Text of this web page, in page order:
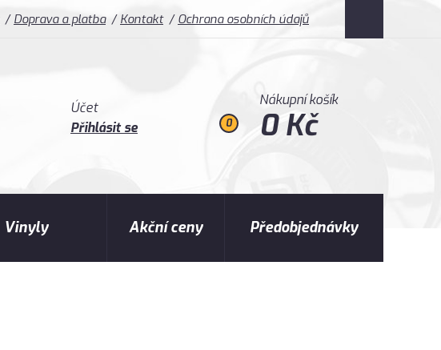
Doprava a platba Kontakt Ochrana osobních údajů
Účet
Přihlásit se
0
Nákupní košík
0 Kč
Vinyly Akční ceny Předobjednávky